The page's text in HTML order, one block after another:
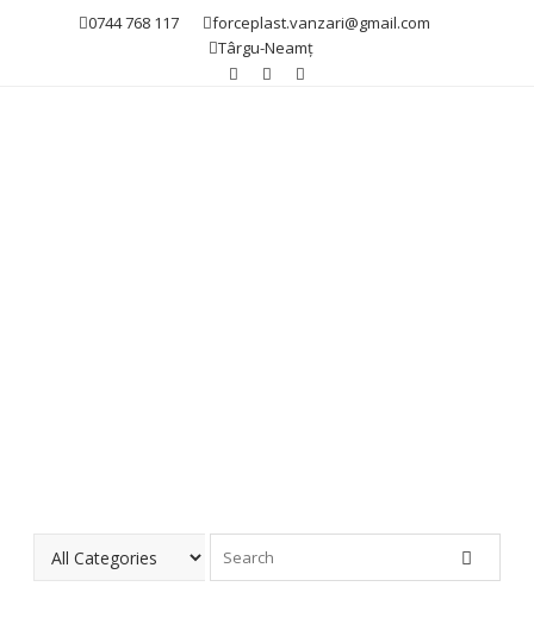
0744 768 117
forceplast.vanzari@gmail.com
Târgu-Neamț